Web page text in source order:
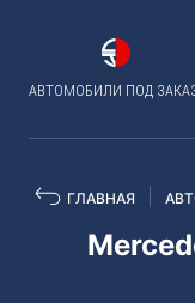
АВТОМОБИЛИ ПОД
ГЛАВНАЯ